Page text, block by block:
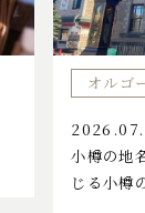
オルゴ
小樽の地
じる小樽